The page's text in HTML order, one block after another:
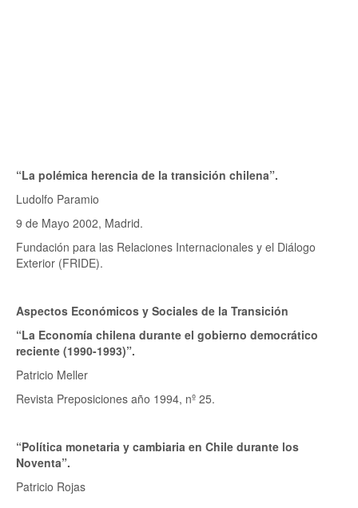
“La polémica herencia de la transición chilena”.
Ludolfo Paramio
9 de Mayo 2002, Madrid.
Fundación para las Relaciones Internacionales y el Diálogo
Exterior (FRIDE).
Aspectos Económicos y Sociales de la Transición
“La Economía chilena durante el gobierno democrático
reciente (1990-1993)”.
Patricio Meller
Revista Preposiciones año 1994, nº 25.
“Política monetaria y cambiaria en Chile durante los
Noventa”.
Patricio Rojas